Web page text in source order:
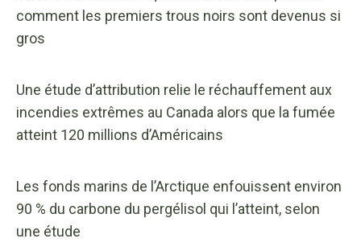
comment les premiers trous noirs sont devenus si
gros
Une étude d’attribution relie le réchauffement aux
incendies extrêmes au Canada alors que la fumée
atteint 120 millions d’Américains
Les fonds marins de l’Arctique enfouissent environ
90 % du carbone du pergélisol qui l’atteint, selon
une étude